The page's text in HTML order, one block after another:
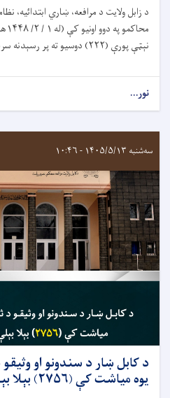
د زابل ولایت د مرافعه، ښاري ابتدائیه،
نېټې پورې (۲۲۲) دوسيو ته پر رسېدنه سربېره،. . .
نور...
سه‌شنبه ۱۴۰۵/۵/۱۳ - ۱۰:۴۶
د کابل ښار د سندونو او
يوه مياشت کې (۲۷۵۶) بېلا بېلې وثیقې اجرا کړې دي